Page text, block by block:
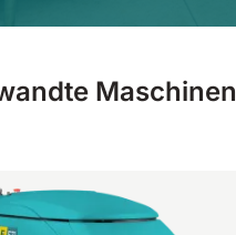
D
Maschinen